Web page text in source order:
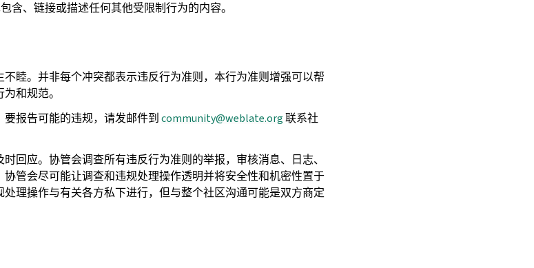
含、链接或描述任何其他受限制行为的内容。
睦。并非每个冲突都表示违反行为准则，本行为准则增强可以帮
和规范。
报告可能的违规，请发邮件到 community@weblate.org联系社
回应。协管会调查所有违反行为准则的举报，审核消息、日志、
管会尽可能让调查和违规处理操作透明并将安全性和机密性置于
理操作与有关各方私下进行，但与整个社区沟通可能是双方商定